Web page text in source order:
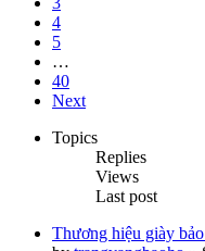
4
5
…
40
Next
Topics
Replies
Views
Last post
Thương hiệu giày